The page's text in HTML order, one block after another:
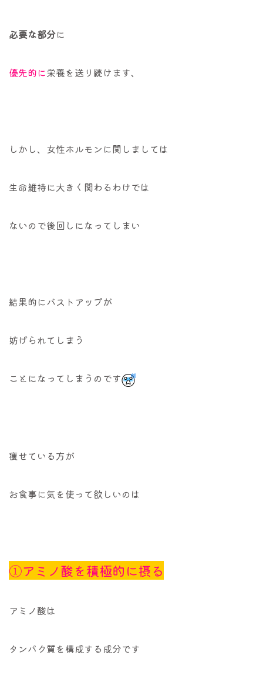
必要な部分に
優先的に栄養を送り続けます、
しかし、女性ホルモンに関しましては
生命維持に大きく関わるわけでは
ないので後回しになってしまい
結果的にバストアップが
妨げられてしまう
ことになってしまうのです
痩せている方が
お食事に気を使って欲しいのは
①アミノ酸を積極的に摂る
アミノ酸は
タンパク質を構成する成分です